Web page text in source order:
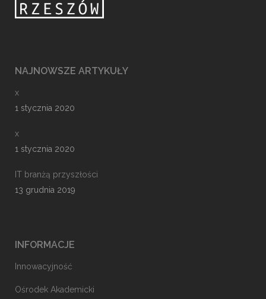
NAJNOWSZE ARTYKUŁY
x
1 stycznia 2020
x
1 stycznia 2020
IT branżą przyszłości
13 grudnia 2019
INFORMACJE
Innowacyjność
Ośrodek Akademicki